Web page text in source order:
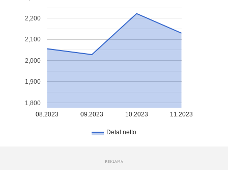
Detal netto
08.2023 09.2023 10.2023 11.2023
1,800
1,900
2,000
2,100
2,200